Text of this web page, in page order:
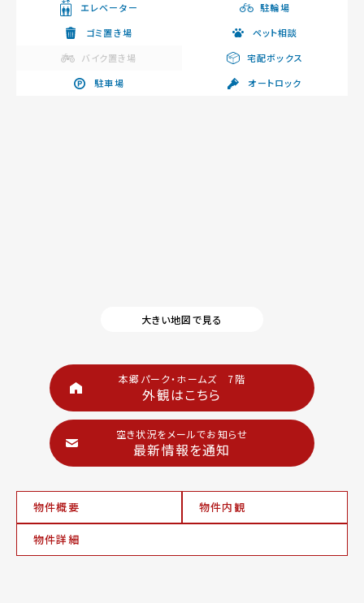
エレベーター
駐輪場
ゴミ置き場
ペット相談
バイク置き場
宅配ボックス
駐車場
オートロック
大きい地図で見る
本郷パーク・ホームズ 7階
外観はこちら
空き状況をメールでお知らせ
最新情報を通知
物件概要 物件内観
物件詳細